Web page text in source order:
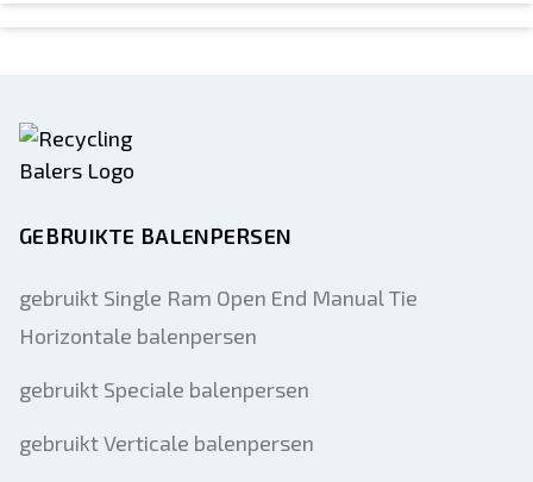
GEBRUIKTE BALENPERSEN
gebruikt Single Ram Open End Manual Tie
Horizontale balenpersen
gebruikt Speciale balenpersen
gebruikt Verticale balenpersen